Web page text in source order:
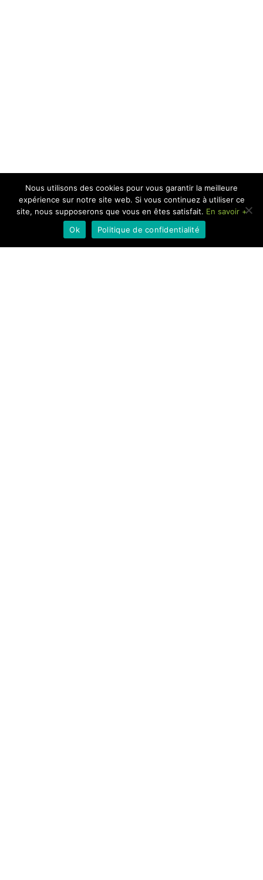
Nous utilisons des cookies pour vous garantir la meilleure
expérience sur notre site web. Si vous continuez à utiliser ce
site, nous supposerons que vous en êtes satisfait. En savoir +
Ok
Politique de confidentialité